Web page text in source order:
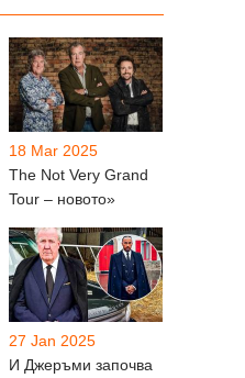
18 Mar 2025
The Not Very Grand
Tour – новото»
27 Jan 2025
И Джеръми започва